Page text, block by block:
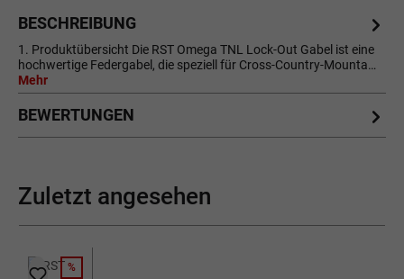
BESCHREIBUNG
1. Produktübersicht Die RST Omega TNL Lock-Out Gabel ist eine
hochwertige Federgabel, die speziell für Cross-Country-Mounta…
Mehr
BEWERTUNGEN
Zuletzt angesehen
RABATT
%